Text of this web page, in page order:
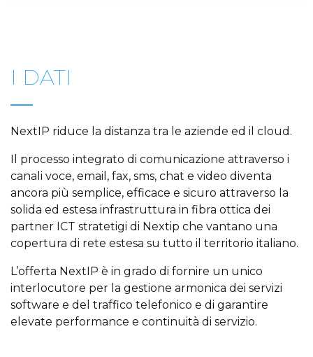
I DATI
NextIP riduce la distanza tra le aziende ed il cloud.
Il processo integrato di comunicazione attraverso i
canali voce, email, fax, sms, chat e video diventa
ancora più semplice, efficace e sicuro attraverso la
solida ed estesa infrastruttura in fibra ottica dei
partner ICT stratetigi di Nextip che vantano una
copertura di rete estesa su tutto il territorio italiano.
L’offerta NextIP è in grado di fornire un unico
interlocutore per la gestione armonica dei servizi
software e del traffico telefonico e di garantire
elevate performance e continuità di servizio.